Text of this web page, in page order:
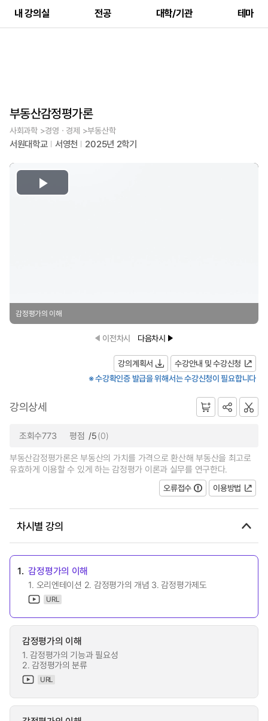
내 강의실 전공 대학/기관 테마
부동산감정평가론
사회과학 >경영ㆍ경제 >부동산학
서원대학교 서영천 2025년 2학기
Play
감정평가의 이해
이전차시 다음차시
강의계획서
수강안내 및 수강신청
※ 수강확인증 발급을 위해서는 수강신청이 필요합니다
강의상세
조회수773 평점 /5(0)
부동산감정평가론은 부동산의 가치를 가격으로 환산해 부동산을 최고로
유효하게 이용할 수 있게 하는 감정평가 이론과 실무를 연구한다.
오류접수
이용방법
차시별 강의
1. 감정평가의 이해
1. 오리엔테이션 2. 감정평가의 개념 3. 감정평가제도
URL
감정평가의 이해
1. 감정평가의 기능과 필요성
2. 감정평가의 분류
URL